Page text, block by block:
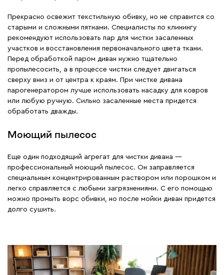
Прекрасно освежит текстильную обивку, но не справится со
старыми и сложными пятнами. Специалисты по клинингу
рекомендуют использовать пар для чистки засаленных
участков и восстановления первоначального цвета ткани.
Перед обработкой паром диван нужно тщательно
пропылесосить, а в процессе чистки следует двигаться
сверху вниз и от центра к краям. При чистке дивана
парогенератором лучше использовать насадку для ковров
или любую ручную. Сильно засаленные места придется
обработать дважды.
Моющий пылесос
Еще один подходящий агрегат для чистки дивана —
профессиональный моющий пылесос. Он заправляется
специальным концентрированным раствором или порошком и
легко справляется с любыми загрязнениями. С его помощью
можно промыть ворс обивки, но после мойки диван придется
долго сушить.